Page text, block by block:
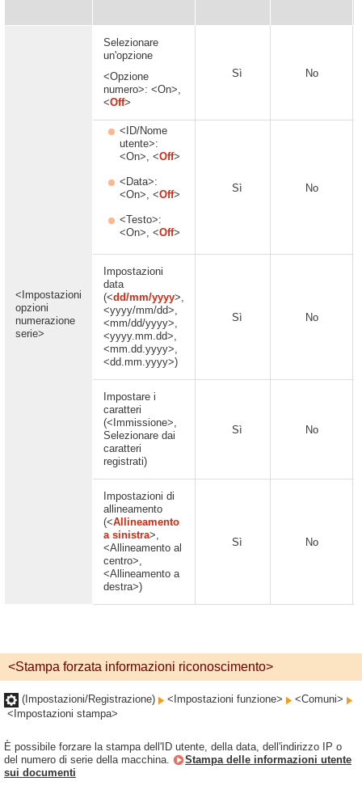
<Impostazioni
opzioni
numerazione
serie>
Selezionare
un'opzione
<Opzione
numero>: <On>,
<Off>
Sì No
<ID/Nome
utente>:
<On>, <Off>
<Data>:
<On>, <Off>
<Testo>:
<On>, <Off>
Sì No
Impostazioni
data
(<dd/mm/yyyy>,
<yyyy/mm/dd>,
<mm/dd/yyyy>,
<yyyy.mm.dd>,
<mm.dd.yyyy>,
<dd.mm.yyyy>)
Sì No
Impostare i
caratteri
(<Immissione>,
Selezionare dai
caratteri
registrati)
Sì No
Impostazioni di
allineamento
(<Allineamento
a sinistra>,
<Allineamento al
centro>,
<Allineamento a
destra>)
Sì No
<Stampa forzata informazioni riconoscimento>
(Impostazioni/Registrazione) <Impostazioni funzione>
<Comuni>
<Impostazioni stampa>
È possibile forzare la stampa dell'ID utente, della data, dell'indirizzo IP o
del numero di serie della macchina.
Stampa delle informazioni utente
sui documenti